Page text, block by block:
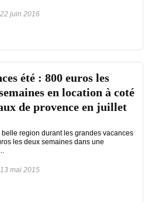
22 juin 2016
été : 800 euros les
en location à coté
de provence en juillet
region durant les grandes vacances
les deux semaines dans une
13 mai 2015